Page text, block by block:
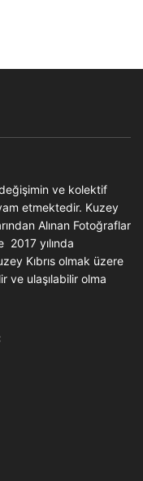
ve kolektif
etmektedir. Kuzey
Alınan Fotoğraflar
2017 yılında
Kıbrıs olmak üzere
ve ulaşılabilir olma